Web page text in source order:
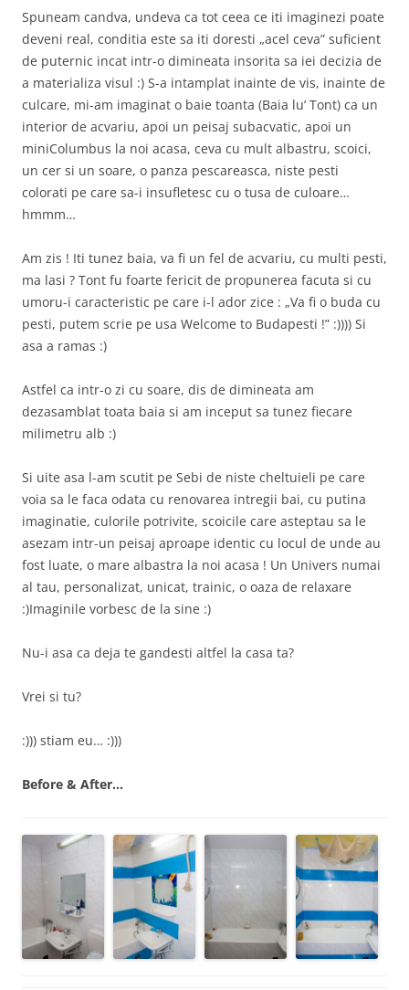
Spuneam candva, undeva ca tot ceea ce iti imaginezi poate
deveni real, conditia este sa iti doresti „acel ceva” suficient
de puternic incat intr-o dimineata insorita sa iei decizia de
a materializa visul :) S-a intamplat inainte de vis, inainte de
culcare, mi-am imaginat o baie toanta (Baia lu’ Tont) ca un
interior de acvariu, apoi un peisaj subacvatic, apoi un
miniColumbus la noi acasa, ceva cu mult albastru, scoici,
un cer si un soare, o panza pescareasca, niste pesti
colorati pe care sa-i insufletesc cu o tusa de culoare…
hmmm…
Am zis ! Iti tunez baia, va fi un fel de acvariu, cu multi pesti,
ma lasi ? Tont fu foarte fericit de propunerea facuta si cu
umoru-i caracteristic pe care i-l ador zice : „Va fi o buda cu
pesti, putem scrie pe usa Welcome to Budapesti !” :)))) Si
asa a ramas :)
Astfel ca intr-o zi cu soare, dis de dimineata am
dezasamblat toata baia si am inceput sa tunez fiecare
milimetru alb :)
Si uite asa l-am scutit pe Sebi de niste cheltuieli pe care
voia sa le faca odata cu renovarea intregii bai, cu putina
imaginatie, culorile potrivite, scoicile care asteptau sa le
asezam intr-un peisaj aproape identic cu locul de unde au
fost luate, o mare albastra la noi acasa ! Un Univers numai
al tau, personalizat, unicat, trainic, o oaza de relaxare
:)Imaginile vorbesc de la sine :)
Nu-i asa ca deja te gandesti altfel la casa ta?
Vrei si tu?
:))) stiam eu… :)))
Before & After…